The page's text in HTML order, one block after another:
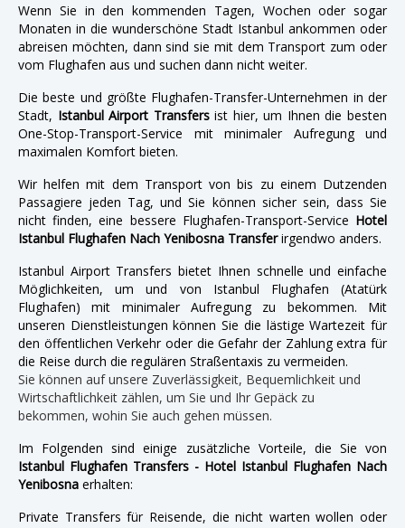
Wenn Sie in den kommenden Tagen, Wochen oder sogar
Monaten in die wunderschöne Stadt Istanbul ankommen oder
abreisen möchten, dann sind sie mit dem Transport zum oder
vom Flughafen aus und suchen dann nicht weiter.
Die beste und größte Flughafen-Transfer-Unternehmen in der
Stadt, Istanbul Airport Transfersist hier, um Ihnen die besten
One-Stop-Transport-Service mit minimaler Aufregung und
maximalen Komfort bieten.
Wir helfen mit dem Transport von bis zu einem Dutzenden
Passagiere jeden Tag, und Sie können sicher sein, dass Sie
nicht finden, eine bessere Flughafen-Transport-Service Hotel
Istanbul Flughafen Nach Yenibosna Transferirgendwo anders.
Istanbul Airport Transfers bietet Ihnen schnelle und einfache
Möglichkeiten, um und von Istanbul Flughafen (Atatürk
Flughafen) mit minimaler Aufregung zu bekommen. Mit
unseren Dienstleistungen können Sie die lästige Wartezeit für
den öffentlichen Verkehr oder die Gefahr der Zahlung extra für
die Reise durch die regulären Straßentaxis zu vermeiden.
Sie können auf unsere Zuverlässigkeit, Bequemlichkeit und
Wirtschaftlichkeit zählen, um Sie und Ihr Gepäck zu
bekommen, wohin Sie auch gehen müssen.
Im Folgenden sind einige zusätzliche Vorteile, die Sie von
Istanbul Flughafen Transfers - Hotel Istanbul Flughafen Nach
Yenibosna erhalten:
Private Transfers für Reisende, die nicht warten wollen oder